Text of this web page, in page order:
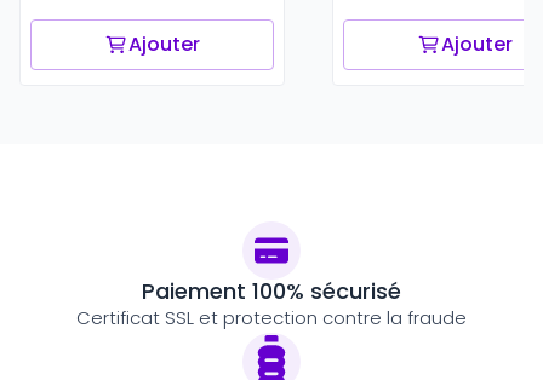
Ajouter Ajouter
Paiement 100% sécurisé
Certificat SSL et protection contre la fraude